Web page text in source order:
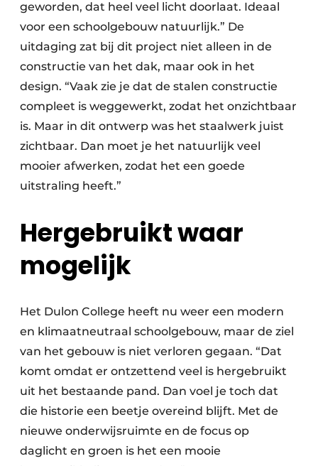
geworden, dat heel veel licht doorlaat. Ideaal
voor een schoolgebouw natuurlijk.” De
uitdaging zat bij dit project niet alleen in de
constructie van het dak, maar ook in het
design. “Vaak zie je dat de stalen constructie
compleet is weggewerkt, zodat het onzichtbaar
is. Maar in dit ontwerp was het staalwerk juist
zichtbaar. Dan moet je het natuurlijk veel
mooier afwerken, zodat het een goede
uitstraling heeft.”
Hergebruikt waar
mogelijk
Het Dulon College heeft nu weer een modern
en klimaatneutraal schoolgebouw, maar de ziel
van het gebouw is niet verloren gegaan. “Dat
komt omdat er ontzettend veel is hergebruikt
uit het bestaande pand. Dan voel je toch dat
die historie een beetje overeind blijft. Met de
nieuwe onderwijsruimte en de focus op
daglicht en groen is het een mooie